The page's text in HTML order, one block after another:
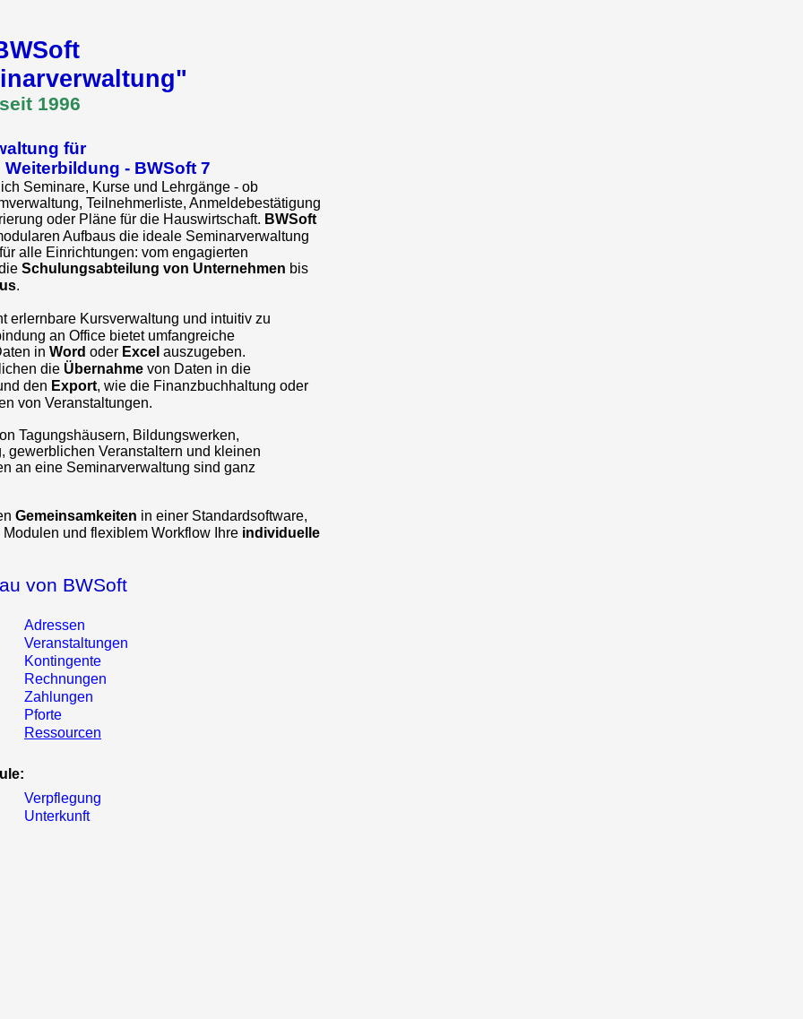
für
- BWSoft 7
Seminare, Kurse und Lehrgänge - ob
Teilnehmerliste, Anmeldebestätigung
oder Pläne für die Hauswirtschaft. BWSoft
Aufbaus die ideale Seminarverwaltung
alle Einrichtungen: vom engagierten
Schulungsabteilung von Unternehmen bis
.
erlernbare Kursverwaltung und intuitiv zu
an Office bietet umfangreiche
in Word oder Excel auszugeben.
die Übernahme von Daten in die
den Export, wie die Finanzbuchhaltung oder
von Veranstaltungen.
Tagungshäusern, Bildungswerken,
gewerblichen Veranstaltern und kleinen
an eine Seminarverwaltung sind ganz
Gemeinsamkeiten in einer Standardsoftware,
und flexiblem Workflow Ihre individuelle
von BWSoft
1996
Adressen
Veranstaltungen
Kontingente
Rechnungen
Zahlungen
Pforte
Ressourcen
Verpflegung
Unterkunft